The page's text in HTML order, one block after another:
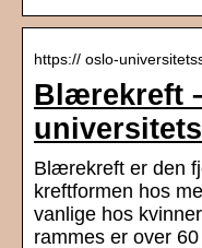
https:// oslo-
Blærekreft
Blærekreft er den
kreftformen hos
vanlige hos
rammes er over